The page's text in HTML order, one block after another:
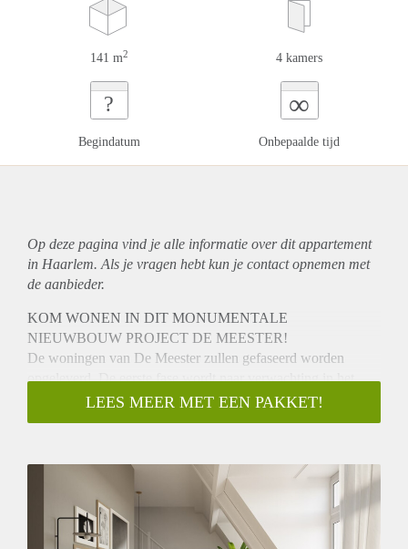
141 m2 4 kamers
?
Begindatum
∞
Onbepaalde tijd
Op deze pagina vind je alle informatie over ditappartement
in Haarlem. Als je vragen hebt kun je contact opnemen met
de aanbieder.
KOM WONEN IN DIT MONUMENTALE
NIEUWBOUW PROJECT DE MEESTER!
De woningen van De Meester zullen gefaseerd worden
opgeleverd. De eerste fase wordt naar verwachting in het
eerste kwartaal van 2022 opgeleverd.
Uiterlijk 6 weken voor oplevering zullen wij de definitieve
informatie met betrekking tot maten, ligging, buitenruimtes
ezv verwijzen wij u naar de website hurenindemeester.nl
Wonen in De Meester betekent: wonen in een schitterend
monumentaal gebouw in de Kleverparkbuurt in Haarlem. Het
LEES MEER MET EEN PAKKET!